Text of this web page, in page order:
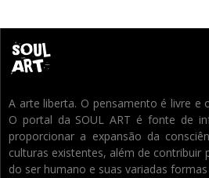
A arte liberta. O pensamento é livre e
O portal da SOUL ART é fonte de
proporcionar a expansão da
culturas existentes, além de contribuir
do ser humano e suas variadas